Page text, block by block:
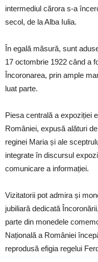
intermediul cărora s-a
secol, de la Alba Iulia.
În egală măsură, sunt
17 octombrie 1922 când a
Încoronarea, prin ample
luat parte.
Piesa centrală a expoziției
României, expusă alături
reginei Maria și ale
integrate în discursul
comunicare a informației.
Vizitatorii pot admira și
jubiliară dedicată
parte din monedele
Națională a României
reprodusă efigia regelui